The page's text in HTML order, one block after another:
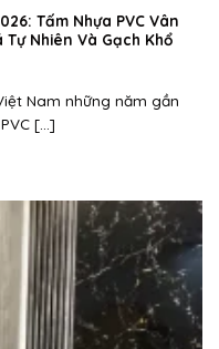
Tấm Nhựa PVC Vân
Nhiên Và Gạch Khổ
Nam những năm gần
[...]